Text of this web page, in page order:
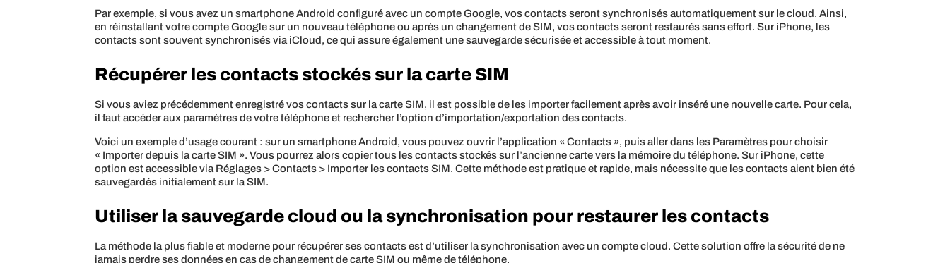
Par exemple, si vous avez un smartphone Android configuré avec un compte Google, vos contacts seront synchronisés automatiquement sur le cloud. Ainsi,
en réinstallant votre compte Google sur un nouveau téléphone ou après un changement de SIM, vos contacts seront restaurés sans effort. Sur iPhone, les
contacts sont souvent synchronisés via iCloud, ce qui assure également une sauvegarde sécurisée et accessible à tout moment.
Récupérer les contacts stockés sur la carte SIM
Si vous aviez précédemment enregistré vos contacts sur la carte SIM, il est possible de les importer facilement après avoir inséré une nouvelle carte. Pour cela,
il faut accéder aux paramètres de votre téléphone et rechercher l’option d’importation/exportation des contacts.
Voici un exemple d’usage courant : sur un smartphone Android, vous pouvez ouvrir l’application « Contacts », puis aller dans les Paramètres pour choisir
« Importer depuis la carte SIM ». Vous pourrez alors copier tous les contacts stockés sur l’ancienne carte vers la mémoire du téléphone. Sur iPhone, cette
option est accessible via Réglages > Contacts > Importer les contacts SIM. Cette méthode est pratique et rapide, mais nécessite que les contacts aient bien été
sauvegardés initialement sur la SIM.
Utiliser la sauvegarde cloud ou la synchronisation pour restaurer les contacts
La méthode la plus fiable et moderne pour récupérer ses contacts est d’utiliser la synchronisation avec un compte cloud. Cette solution offre la sécurité de ne
jamais perdre ses données en cas de changement de carte SIM ou même de téléphone.